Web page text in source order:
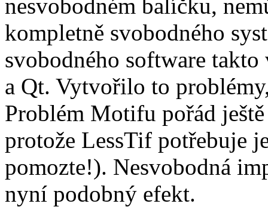
nesvobodném balíčku,
kompletně svobodného
svobodného software
a Qt. Vytvořilo to
Problém Motifu pořád
protože LessTif potřebuje
pomozte!). Nesvobodná
nyní podobný efekt.